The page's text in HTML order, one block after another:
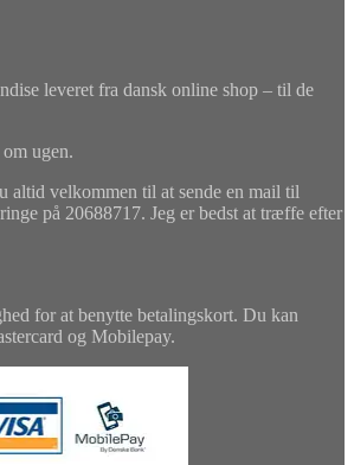
leveret fra dansk online shop – til de
ugen.
altid velkommen til at sende en mail til
på 20688717. Jeg er bedst at træffe efter
for at benytte betalingskort. Du kan
og Mobilepay.